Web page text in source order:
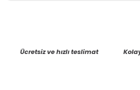
Ücretsiz ve hızlı teslimat